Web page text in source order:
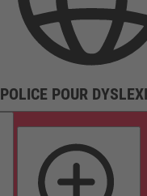
POLICE POUR